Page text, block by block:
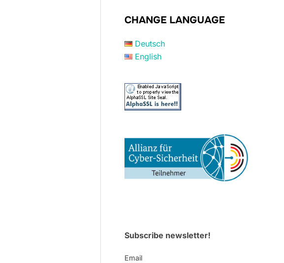
CHANGE LANGUAGE
Deutsch
English
Subscribe newsletter!
Email